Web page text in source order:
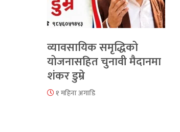
व्यावसायिक समृद्धिको
योजनासहित चुनावी मैदानमा
शंकर डुम्रे
१ महिना अगाडि